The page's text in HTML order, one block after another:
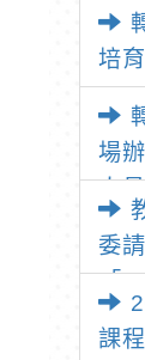
培
場
人
已
格
委
「
校
習
課